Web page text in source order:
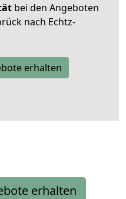
bei den Angeboten
nach Echtz-
erhalten
erhalten